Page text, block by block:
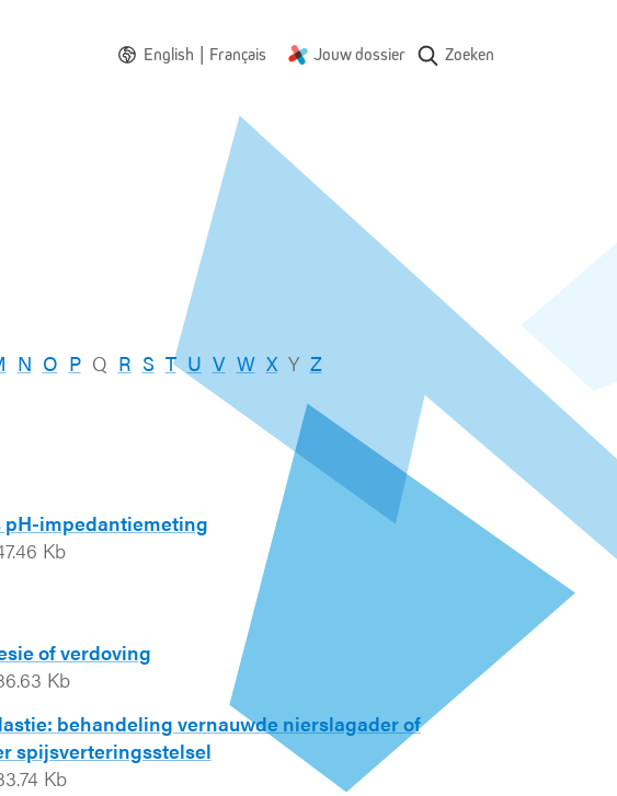
English | Français Jouw dossier Zoeken
N O P Q R S T U V W X Y Z
pH-impedantiemeting
Kb
of verdoving
Kb
behandeling vernauwde nierslagader of
spijsverteringsstelsel
Kb